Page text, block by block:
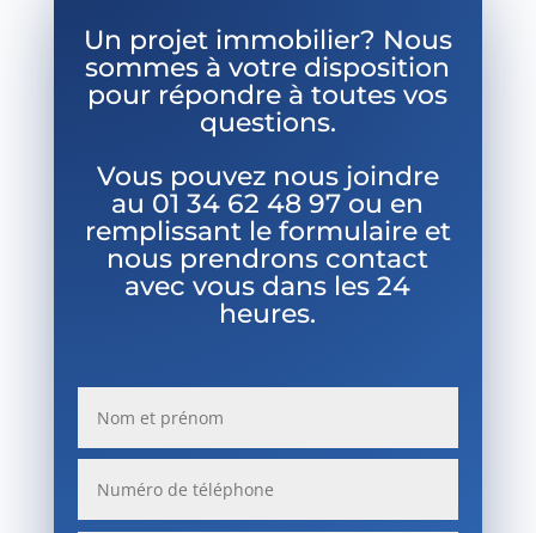
Un projet immobilier? Nous
sommes à votre disposition
pour répondre à toutes vos
questions.
Vous pouvez nous joindre
au 01 34 62 48 97 ou en
remplissant le formulaire et
nous prendrons contact
avec vous dans les 24
heures.